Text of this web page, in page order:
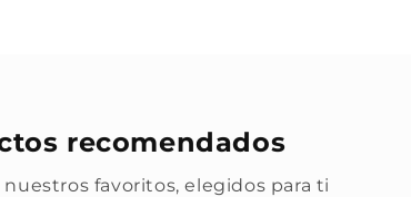
recomendados
favoritos, elegidos para ti